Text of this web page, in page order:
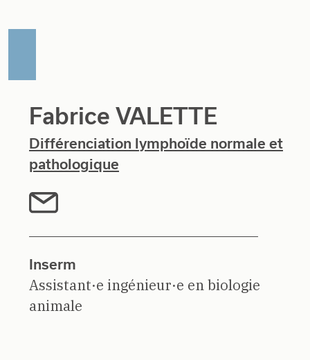
Fabrice VALETTE
Différenciation lymphoïde normale et
pathologique
Inserm
Assistant·e ingénieur·e en biologie
animale